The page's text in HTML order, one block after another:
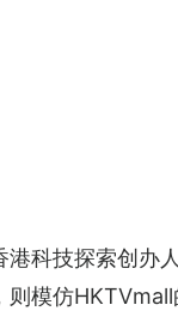
科技探索创办
模仿